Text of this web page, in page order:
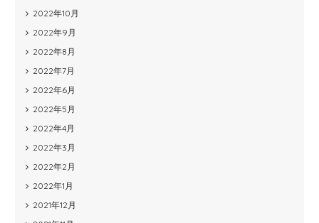
2022年10月
2022年9月
2022年8月
2022年7月
2022年6月
2022年5月
2022年4月
2022年3月
2022年2月
2022年1月
2021年12月